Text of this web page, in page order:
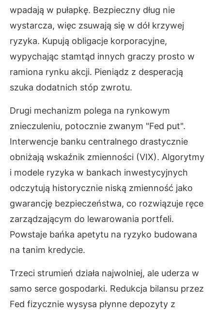
wpadają w pułapkę. Bezpieczny dług nie
wystarcza, więc zsuwają się w dół krzywej
ryzyka. Kupują obligacje korporacyjne,
wypychając stamtąd innych graczy prosto w
ramiona rynku akcji. Pieniądz z desperacją
szuka dodatnich stóp zwrotu.
Drugi mechanizm polega na rynkowym
znieczuleniu, potocznie zwanym "Fed put".
Interwencje banku centralnego drastycznie
obniżają wskaźnik zmienności (VIX). Algorytmy
i modele ryzyka w bankach inwestycyjnych
odczytują historycznie niską zmienność jako
gwarancję bezpieczeństwa, co rozwiązuje ręce
zarządzającym do lewarowania portfeli.
Powstaje bańka apetytu na ryzyko budowana
na tanim kredycie.
Trzeci strumień działa najwolniej, ale uderza w
samo serce gospodarki. Redukcja bilansu przez
Fed fizycznie wysysa płynne depozyty z